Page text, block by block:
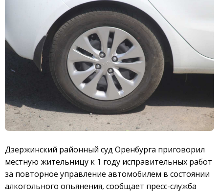
Дзержинский районный суд Оренбурга приговорил
местную жительницу к 1 году исправительных работ
за повторное управление автомобилем в состоянии
алкогольного опьянения, сообщает пресс-служба